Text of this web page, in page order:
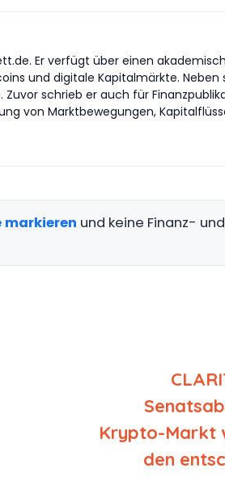
Er verfügt über einen
und digitale Kapitalmärkte.
schrieb er auch für
von Marktbewegungen,
markieren und keine Finanz-
Krypto-Markt
den